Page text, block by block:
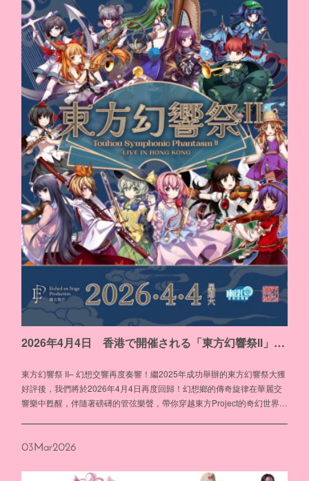
2026年4月4日 香港で開催される「東方幻響祭Ⅱ」に出演
東方幻響祭 II– 幻想交響再度奏響！繼2025年成功舉辦的東方幻響祭大獲
好評後，我們將於2026年4月4日再度回歸！幻想鄉的傳奇旋律在華麗交
響樂中甦醒，伴隨著磅礡的管弦樂聲，帶你穿越東方Project的奇幻世界…
03Mar2026